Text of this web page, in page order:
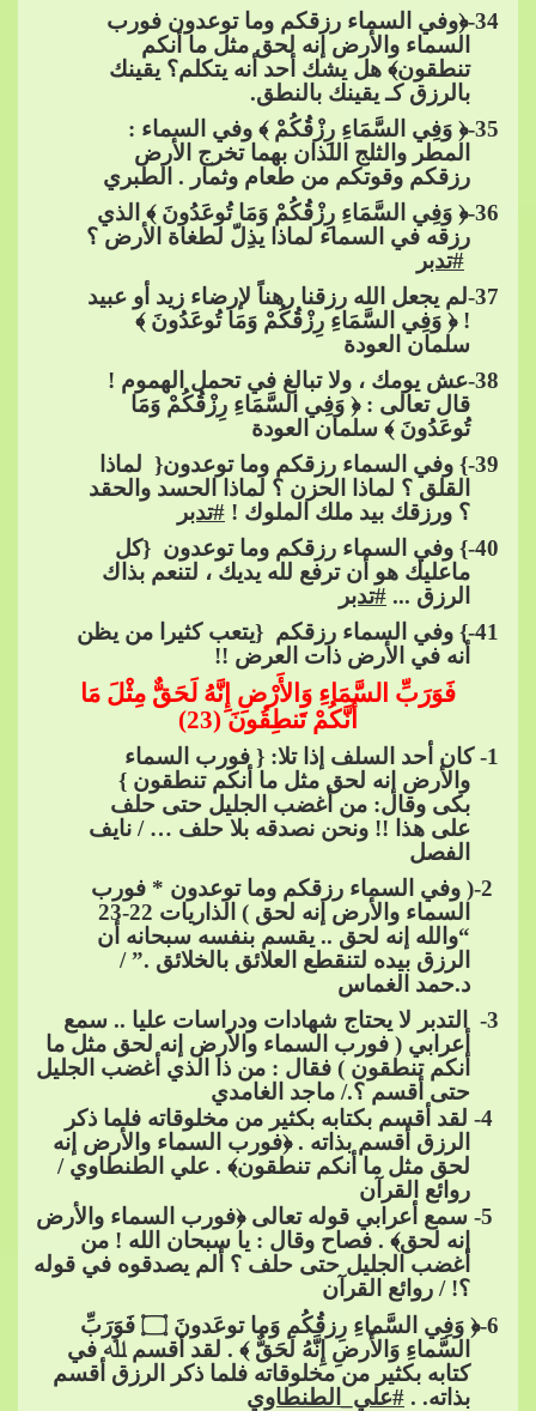
34-﴿وفي السماء رزقكم وما توعدون فورب
السماء والأرض إنه لحق مثل ما أنكم
تنطقون﴾ هل يشك أحد​​ أنه يتكلم؟ يقينك
بالرزق كـ يقينك بالنطق.
35-﴿ وَفِي السَّمَاءِ رِزْقُكُمْ ﴾ وفي السماء :
المطر والثلج اللذان بهما تخرج الأرض
رزقكم وقوتكم من طعام وثمار . الطبري
36-﴿ وَفِي السَّمَاءِ رِزْقُكُمْ وَمَا تُوعَدُونَ ﴾ الذي
رزقه في السماء لماذا يذِلّ لطغاة الأرض ​​ ؟​​
#تدبر
37-لم يجعل الله رزقنا رهناً لإرضاء زيد أو عبيد
! ﴿ وَفِي السَّمَاءِ رِزْقُكُمْ وَمَا تُوعَدُونَ ﴾
سلمان العودة
38-عش يومك ، ولا تبالغ في تحمل الهموم !
قال تعالى : ﴿ وَفِي السَّمَاءِ​​ رِزْقُكُمْ وَمَا
تُوعَدُونَ ﴾ سلمان العودة
39-} وفي السماء رزقكم وما توعدون{ ​​ لماذا
القلق ؟ لماذا الحزن ؟ لماذا الحسد والحقد
؟ ورزقك بيد ملك الملوك !​​ #تدبر
40-} وفي السماء رزقكم وما​​توعدون ​​ {كل
ماعليك هو أن ترفع لله يديك ، لتنعم بذاك
الرزق ...​​ #تدبر
41-} وفي السماء رزقكم ​​ {يتعب كثيرا من يظن
أنه في الأرض ذات العرض !!
فَوَرَبِّ السَّمَاءِ وَالأَرْضِ إِنَّهُ لَحَقٌّ مِثْلَ​​ مَا
أَنَّكُمْ تَنطِقُونَ (23)
1- كان أحد السلف إذا تلا: { فورب السماء
والأرض إنه لحق مثل ما أنكم تنطقون }
بكى وقال: من أغضب الجليل حتى حلف
على هذا !! ونحن نصدقه بلا حلف … / نايف
الفصل
​​ 2-( وفي السماء رزقكم وما توعدون * فورب
السماء والأرض إنه لحق ) الذاريات
​​ 22-23
“والله إنه لحق .. يقسم بنفسه سبحانه أن
الرزق بيده لتنقطع العلائق بالخلائق .” /
د.حمد الغماس
3
-
التدبر لا يحتاج شهادات ودراسات عليا .. سمع
أعرابي ( فورب السماء والأرض إنه لحق مثل ما
أنكم تنطقون ) فقال : من ذا الذي أغضب الجليل
حتى أقسم ؟./ ماجد الغامدي
4- لقد أقسم بكتابه بكثير من مخلوقاته فلما ذكر
الرزق أقسم بذاته . ﴿فورب السماء والأرض إنه
لحق مثل ما أنكم تنطقون﴾ . علي الطنطاوي /
روائع القرآن
5- سمع أعرابي قوله تعالى ﴿فورب السماء والأرض
إنه لحق﴾ . فصاح وقال : يا سبحان الله ! من
أغضب الجليل حتى حلف ؟ ألم يصدقوه في قوله
؟! / روائع القرآن
6-﴿ وَفِي السَّماءِ رِزقُكُم وَما توعَدونَ​​۝ ​​ فَوَرَبِّ
السَّماءِ وَالأَرضِ إِنَّهُ لَحَقٌّ ﴾ . لقد أقسم ﷲ في
كتابه بكثير من مخلوقاته فلما ذكر الرزق أقسم
بذاته. .​​ #علي_الطنطاوي